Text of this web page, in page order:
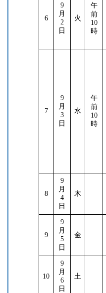
6
9
月
2
日
火
午
前
10
時
7
9
月
3
日
水
午
前
10
時
8
9
月
4
日
木
9
9
月
5
日
金
10
9
月
6
日
土